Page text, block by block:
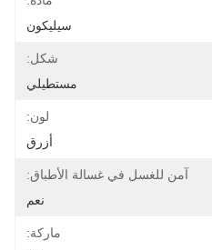
سيليكون
شكل:
مستطيلي
لون:
أزرق
آمن للغسل في غسالة الأطباق:
نعم
ماركة: